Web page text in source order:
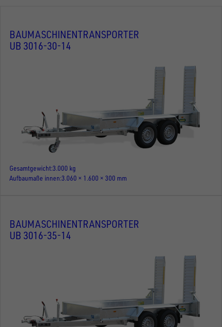
BAUMASCHINENTRANSPORTER
UB 3016-30-14
Gesamtgewicht3.000 kg
Aufbaumaße innen 3.060 × 1.600 × 300 mm
BAUMASCHINENTRANSPORTER
UB 3016-35-14